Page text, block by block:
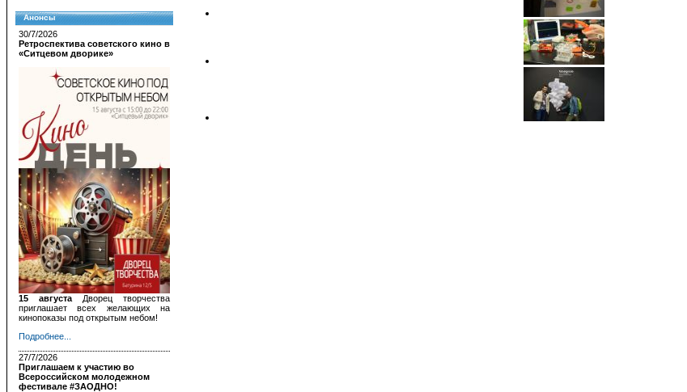
Анонсы
30/7/2026
Ретроспектива советского кино в
«Ситцевом дворике»
15 августа
Дворец творчества
приглашает всех желающих на
кинопоказы под открытым небом!
Подробнее...
27/7/2026
Приглашаем к участию во
Всероссийском молодежном
фестивале #ЗАОДНО!